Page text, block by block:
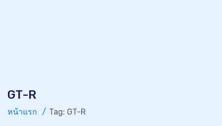
GT-R
หน้าแรก Tag: GT-R